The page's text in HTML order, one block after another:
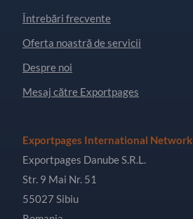
Întrebări frecvente
Oferta noastră de servicii
Despre noi
Mesaj către Exportpages
Exportpages International Network
Exportpages Danube S.R.L.
Str. 9 Mai Nr. 51
55027 Sibiu